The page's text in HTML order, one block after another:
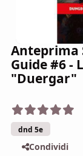
Anteprima
Guide #6 -
"Duergar"
dnd 5e
Condividi